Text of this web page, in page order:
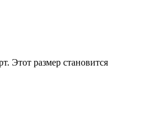
Этот размер становится